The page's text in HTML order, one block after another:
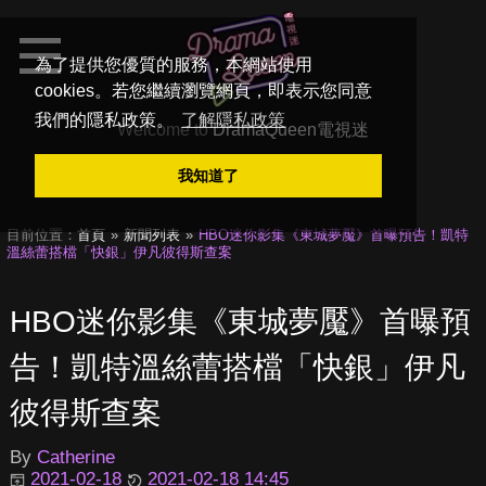
為了提供您優質的服務，本網站使用
cookies。若您繼續瀏覽網頁，即表示您同意
我們的隱私政策。
了解隱私政策
我知道了
Welcome toDramaQueen電視迷
目前位置： 首頁 新聞列表
HBO迷你影集《東城夢魘》首曝預告！凱特
溫絲蕾搭檔「快銀」伊凡彼得斯查案
HBO迷你影集《東城夢魘》首曝預
告！凱特溫絲蕾搭檔「快銀」伊凡
彼得斯查案
By Catherine
2021-02-18
2021-02-18 14:45